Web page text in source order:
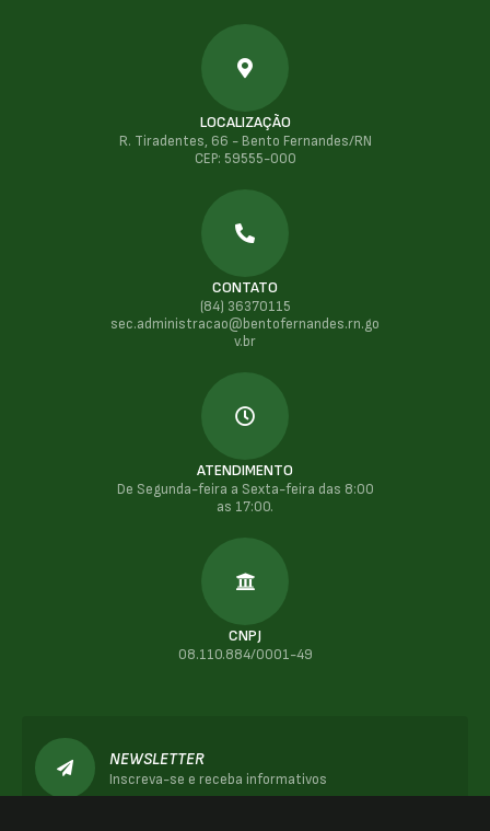
NEWSLETTER
Inscreva-se e receba informativos
LOCALIZAÇÃO
R. Tiradentes, 66 - Bento Fernandes/RN
CEP: 59555-000
CONTATO
(84) 36370115
sec.administracao@bentofernandes.rn.go
v.br
ATENDIMENTO
De Segunda-feira a Sexta-feira das 8:00
as 17:00.
CNPJ
08.110.884/0001-49